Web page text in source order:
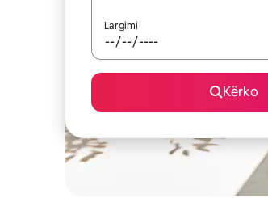
Largimi
Kërko